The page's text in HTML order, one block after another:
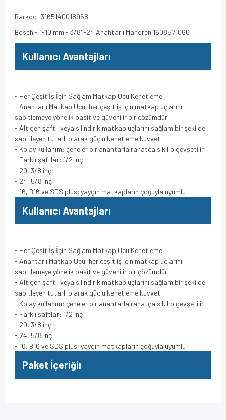
Barkod: 3165140018968
Bosch - 1-10 mm - 3/8''-24 Anahtarlı Mandren 1608571066
Kullanıcı Avantajları
- Her Çeşit İş İçin Sağlam Matkap Ucu Kenetleme
- Anahtarlı Matkap Ucu, her çeşit iş için matkap uçlarını
sabitlemeye yönelik basit ve güvenilir bir çözümdür
- Altıgen şaftlı veya silindirik matkap uçlarını sağlam bir şekilde
sabitleyen tutarlı olarak güçlü kenetleme kuvveti
- Kolay kullanım: çeneler bir anahtarla rahatça sıkılıp gevşetilir
- Farklı şaftlar: 1/2 inç
- 20, 3/8 inç
- 24, 5/8 inç
- 16, B16 ve SDS plus; yaygın matkapların çoğuyla uyumlu
Kullanıcı Avantajları
- Her Çeşit İş İçin Sağlam Matkap Ucu Kenetleme
- Anahtarlı Matkap Ucu, her çeşit iş için matkap uçlarını
sabitlemeye yönelik basit ve güvenilir bir çözümdür
- Altıgen şaftlı veya silindirik matkap uçlarını sağlam bir şekilde
sabitleyen tutarlı olarak güçlü kenetleme kuvveti
- Kolay kullanım: çeneler bir anahtarla rahatça sıkılıp gevşetilir
- Farklı şaftlar: 1/2 inç
- 20, 3/8 inç
- 24, 5/8 inç
- 16, B16 ve SDS plus; yaygın matkapların çoğuyla uyumlu
Paket İçeriğiı